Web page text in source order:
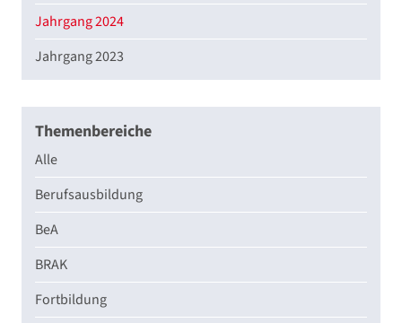
Jahrgang 2024
Jahrgang 2023
Themenbereiche
Alle
Berufsausbildung
BeA
BRAK
Fortbildung